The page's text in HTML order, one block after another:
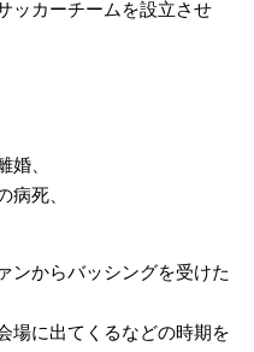
ッカーチームを設立させ
婚、
病死、
ンからバッシングを受けた
場に出てくるなどの時期を